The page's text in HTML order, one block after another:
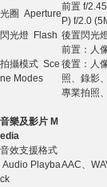
光圈 Aperture
前置 f/
P) f/2.0
閃光燈 Flash 後置閃光
拍攝模式 Sce
ne Modes
前置：人
後置：人
照、錄影
專業拍照
音樂及影片 M
edia
音效支援格式
Audio Playba
ck
AAC、